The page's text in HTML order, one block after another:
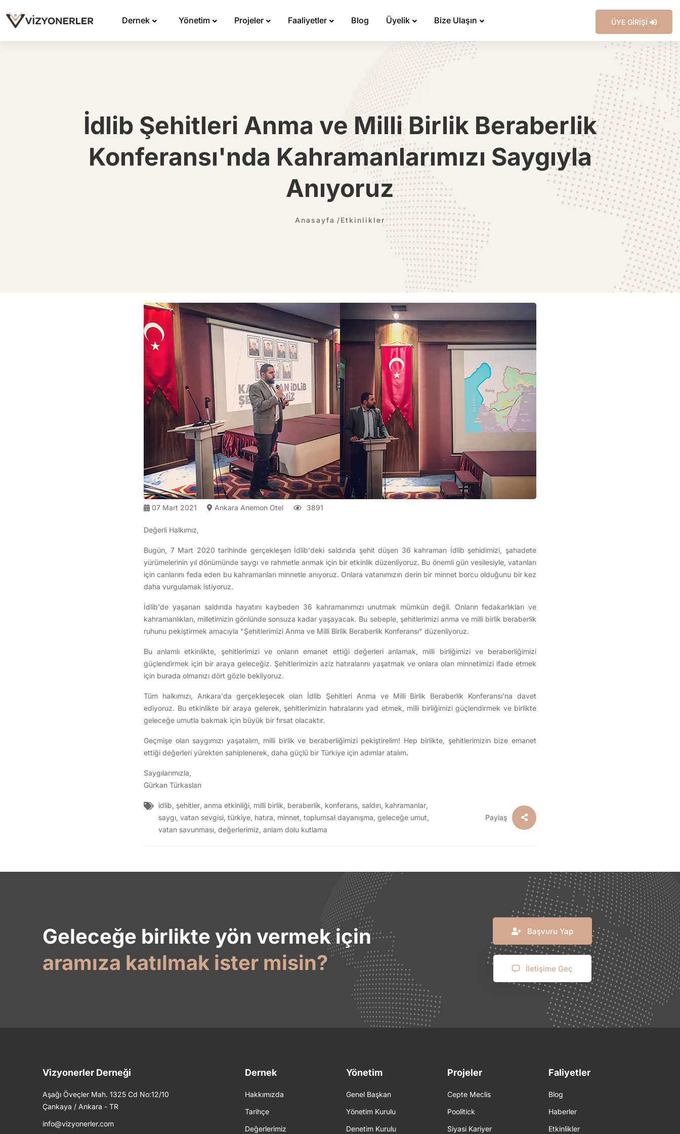
Dernek Yönetim Projeler Faaliyetler Blog Üyelik Bize Ulaşın ÜYE GİRİŞİ
İdlib Şehitleri Anma ve Milli Birlik Beraberlik
Konferansı'nda Kahramanlarımızı Saygıyla
Anıyoruz
Anasayfa Etkinlikler
07 Mart 2021 Ankara Anemon Otel 3891
Değerli Halkımız,
Bugün, 7 Mart 2020 tarihinde gerçekleşen İdlib'deki saldırıda şehit düşen 36 kahraman İdlib şehidimizi, şahadete
yürümelerinin yıl dönümünde saygı ve rahmetle anmak için bir etkinlik düzenliyoruz. Bu önemli gün vesilesiyle, vatanları
için canlarını feda eden bu kahramanları minnetle anıyoruz. Onlara vatanımızın derin bir minnet borcu olduğunu bir kez
daha vurgulamak istiyoruz.
İdlib'de yaşanan saldırıda hayatını kaybeden 36 kahramanımızı unutmak mümkün değil. Onların fedakarlıkları ve
kahramanlıkları, milletimizin gönlünde sonsuza kadar yaşayacak. Bu sebeple, şehitlerimizi anma ve milli birlik beraberlik
ruhunu pekiştirmek amacıyla "Şehitlerimizi Anma ve Milli Birlik Beraberlik Konferansı" düzenliyoruz.
Bu anlamlı etkinlikte, şehitlerimizi ve onların emanet ettiği değerleri anlamak, milli birliğimizi ve beraberliğimizi
güçlendirmek için bir araya geleceğiz. Şehitlerimizin aziz hatıralarını yaşatmak ve onlara olan minnetimizi ifade etmek
için burada olmanızı dört gözle bekliyoruz.
Tüm halkımızı, Ankara'da gerçekleşecek olan İdlib Şehitleri Anma ve Milli Birlik Beraberlik Konferansı'na davet
ediyoruz. Bu etkinlikte bir araya gelerek, şehitlerimizin hatıralarını yad etmek, milli birliğimizi güçlendirmek ve birlikte
geleceğe umutla bakmak için büyük bir fırsat olacaktır.
Geçmişe olan saygımızı yaşatalım, milli birlik ve beraberliğimizi pekiştirelim! Hep birlikte, şehitlerimizin bize emanet
ettiği değerleri yürekten sahiplenerek, daha güçlü bir Türkiye için adımlar atalım.
Saygılarımızla,
Gürkan Türkaslan
idlib, şehitler, anma etkinliği, milli birlik, beraberlik, konferans, saldırı, kahramanlar,
saygı, vatan sevgisi, türkiye, hatıra, minnet, toplumsal dayanışma, geleceğe umut,
vatan savunması, değerlerimiz, anlam dolu kutlama
Paylaş
Geleceğe birlikte yön vermek için
aramıza katılmak ister misin?
Başvuru Yap
İletişime Geç
Vizyonerler Derneği
Aşağı Öveçler Mah. 1325 Cd No:12/10
Çankaya / Ankara - TR
info@vizyonerler.com
Dernek
Hakkımızda
Tarihçe
Değerlerimiz
Yönetim
Genel Başkan
Yönetim Kurulu
Denetim Kurulu
Projeler
Cepte Meclis
Poolitick
Siyasi Kariyer
Faliyetler
Blog
Haberler
Etkinlikler